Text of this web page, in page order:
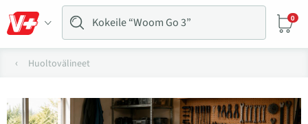
0
Huoltovälineet